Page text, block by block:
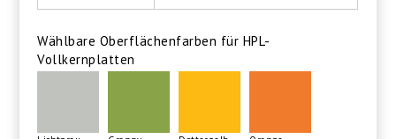
Wählbare Oberflächenfarben für HPL-
Vollkernplatten